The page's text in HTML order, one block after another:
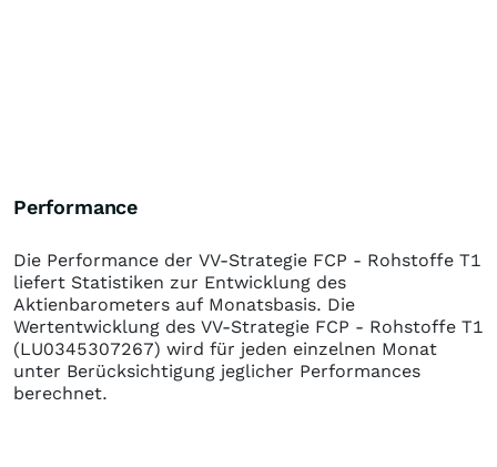
Performance
Die Performance der VV-Strategie FCP - Rohstoffe T1
liefert Statistiken zur Entwicklung des
Aktienbarometers auf Monatsbasis. Die
Wertentwicklung des VV-Strategie FCP - Rohstoffe T1
(LU0345307267) wird für jeden einzelnen Monat
unter Berücksichtigung jeglicher Performances
berechnet.